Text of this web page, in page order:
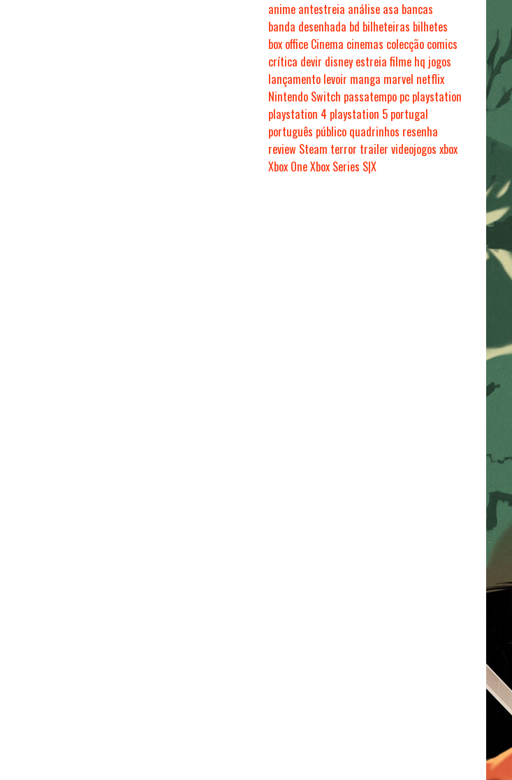
anime antestreia análise asa bancas
banda desenhada bd bilheteiras bilhetes
box office Cinema cinemas colecção comics
crítica devir disney estreiafilme hq jogos
lançamento levoir manga marvel netflix
Nintendo Switch passatempo pc playstation
playstation 4 playstation 5 portugal
português público quadrinhos resenha
review Steam terror trailer videojogos xbox
Xbox OneXbox Series S|X